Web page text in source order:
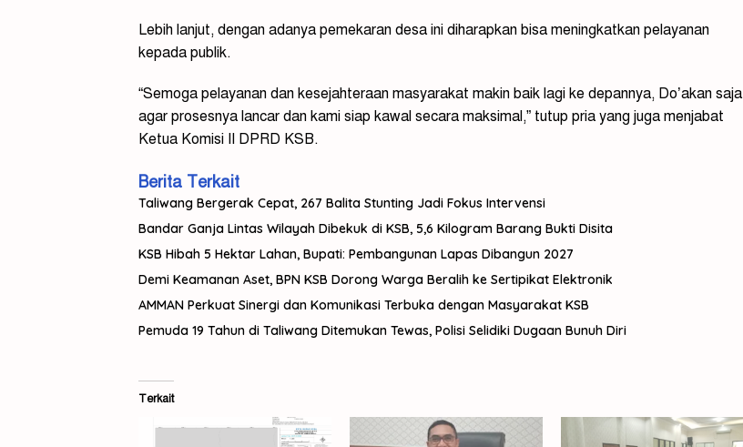
Lebih lanjut, dengan adanya pemekaran desa ini diharapkan bisa meningkatkan pelayanan
kepada publik.
“Semoga pelayanan dan kesejahteraan masyarakat makin baik lagi ke depannya, Do’akan saja
agar prosesnya lancar dan kami siap kawal secara maksimal,” tutup pria yang juga menjabat
Ketua Komisi II DPRD KSB.
Berita Terkait
Taliwang Bergerak Cepat, 267 Balita Stunting Jadi Fokus Intervensi
Bandar Ganja Lintas Wilayah Dibekuk di KSB, 5,6 Kilogram Barang Bukti Disita
KSB Hibah 5 Hektar Lahan, Bupati: Pembangunan Lapas Dibangun 2027
Demi Keamanan Aset, BPN KSB Dorong Warga Beralih ke Sertipikat Elektronik
AMMAN Perkuat Sinergi dan Komunikasi Terbuka dengan Masyarakat KSB
Pemuda 19 Tahun di Taliwang Ditemukan Tewas, Polisi Selidiki Dugaan Bunuh Diri
Terkait